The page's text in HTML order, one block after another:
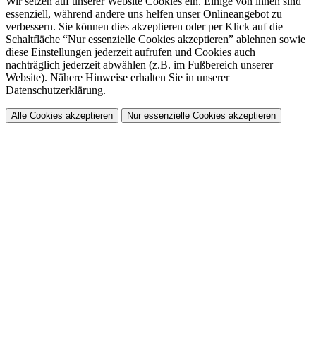
essenziell, während andere uns helfen unser Onlineangebot zu
verbessern. Sie können dies akzeptieren oder per Klick auf die
Schaltfläche “Nur essenzielle Cookies akzeptieren” ablehnen sowie
diese Einstellungen jederzeit aufrufen und Cookies auch
nachträglich jederzeit abwählen (z.B. im Fußbereich unserer
Website). Nähere Hinweise erhalten Sie in unserer
Datenschutzerklärung.
Alle Cookies akzeptieren Nur essenzielle Cookies akzeptieren